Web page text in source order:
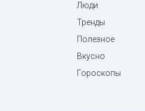
Люди
Тренды
Полезное
Вкусно
Гороскопы